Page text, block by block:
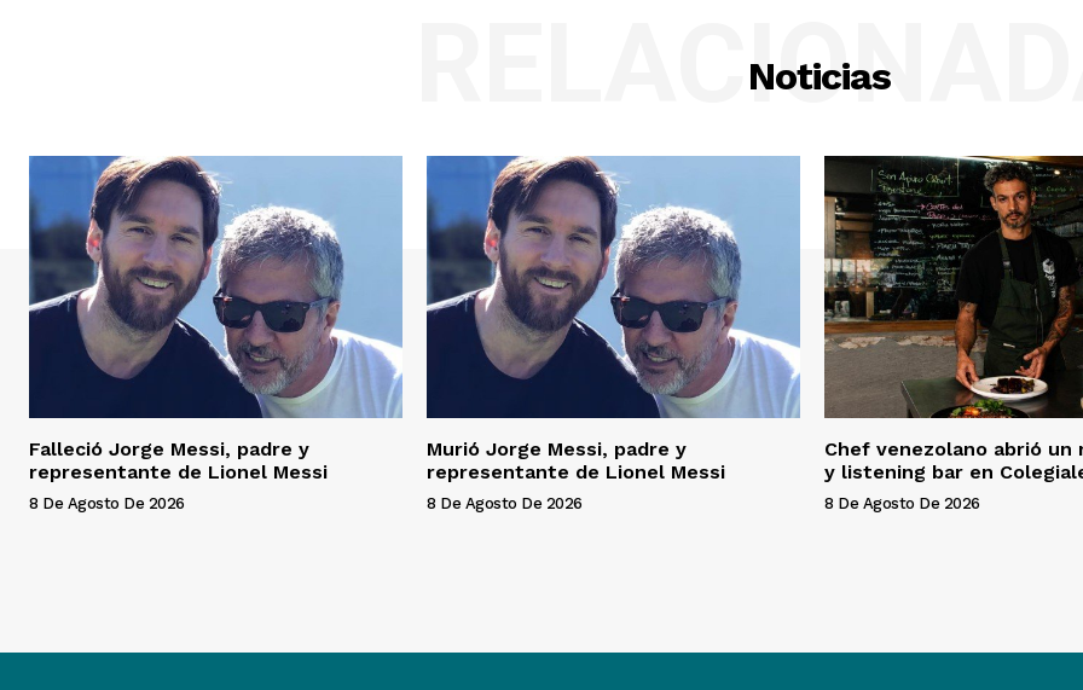
Noticias
Falleció Jorge Messi, padre y
representante de Lionel Messi
8 De Agosto De 2026
Murió Jorge Messi, padre y
representante de Lionel Messi
8 De Agosto De 2026
Chef venezolano abrió
y listening bar en
8 De Agosto De 2026